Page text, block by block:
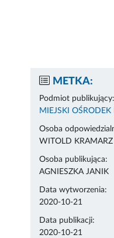
METKA:
Podmiot publikujący:
MIEJSKI OŚRODEK
Osoba
WITOLD KRAMARZ
Osoba publikująca:
AGNIESZKA JANIK
Data wytworzenia:
2020-10-21
Data publikacji:
2020-10-21